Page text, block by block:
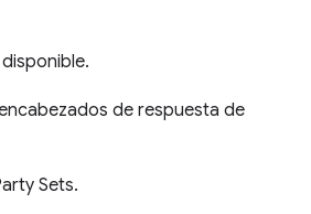
de respuesta de
Sets.